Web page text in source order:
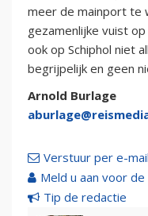
meer de mainport te
gezamenlijke vuist
ook op Schiphol niet
begrijpelijk en geen
Arnold Burlage
Verstuur per e-mail
Meld u aan voor
Tip de redactie